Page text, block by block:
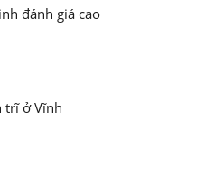
đánh giá cao
trĩ ở Vĩnh